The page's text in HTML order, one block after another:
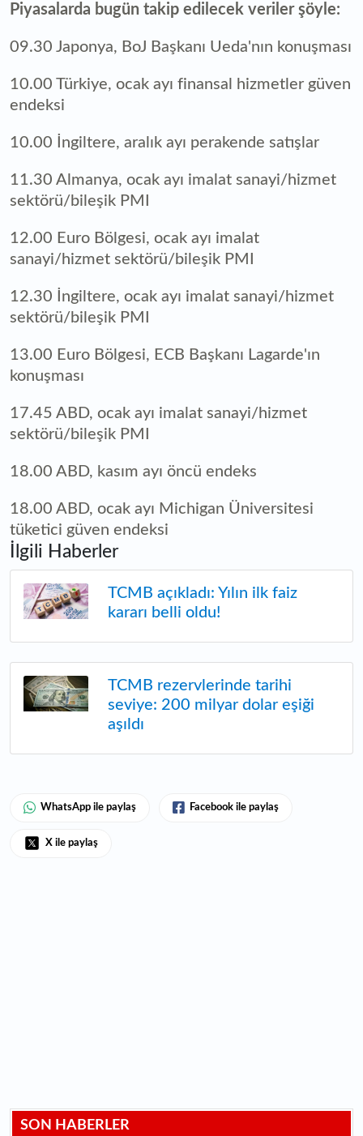
Piyasalarda bugün takip edilecek veriler şöyle:
09.30 Japonya, BoJ Başkanı Ueda'nın konuşması
10.00 Türkiye, ocak ayı finansal hizmetler güven
endeksi
10.00 İngiltere, aralık ayı perakende satışlar
11.30 Almanya, ocak ayı imalat sanayi/hizmet
sektörü/bileşik PMI
12.00 Euro Bölgesi, ocak ayı imalat
sanayi/hizmet sektörü/bileşik PMI
12.30 İngiltere, ocak ayı imalat sanayi/hizmet
sektörü/bileşik PMI
13.00 Euro Bölgesi, ECB Başkanı Lagarde'ın
konuşması
17.45 ABD, ocak ayı imalat sanayi/hizmet
sektörü/bileşik PMI
18.00 ABD, kasım ayı öncü endeks
18.00 ABD, ocak ayı Michigan Üniversitesi
tüketici güven endeksi
İlgili Haberler
TCMB açıkladı: Yılın ilk faiz
kararı belli oldu!
TCMB rezervlerinde tarihi
seviye: 200 milyar dolar eşiği
aşıldı
WhatsApp ile paylaş Facebook ile paylaş
X ile paylaş
SON HABERLER